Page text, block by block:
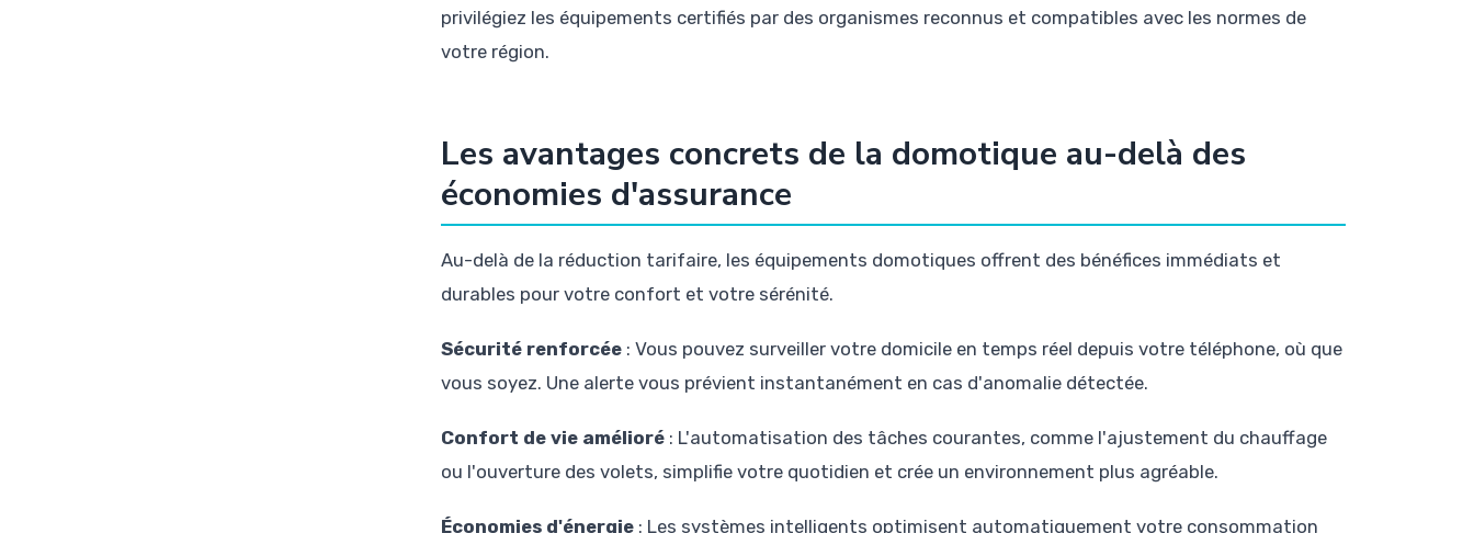
privilégiez les équipements certifiés par des organismes reconnus et compatibles avec les normes de
votre région.
Les avantages concrets de la domotique au-delà des
économies d'assurance
Au-delà de la réduction tarifaire, les équipements domotiques offrent des bénéfices immédiats et
durables pour votre confort et votre sérénité.
Sécurité renforcée : Vous pouvez surveiller votre domicile en temps réel depuis votre téléphone, où que
vous soyez. Une alerte vous prévient instantanément en cas d'anomalie détectée.
Confort de vie amélioré : L'automatisation des tâches courantes, comme l'ajustement du chauffage
ou l'ouverture des volets, simplifie votre quotidien et crée un environnement plus agréable.
Économies d'énergie : Les systèmes intelligents optimisent automatiquement votre consommation